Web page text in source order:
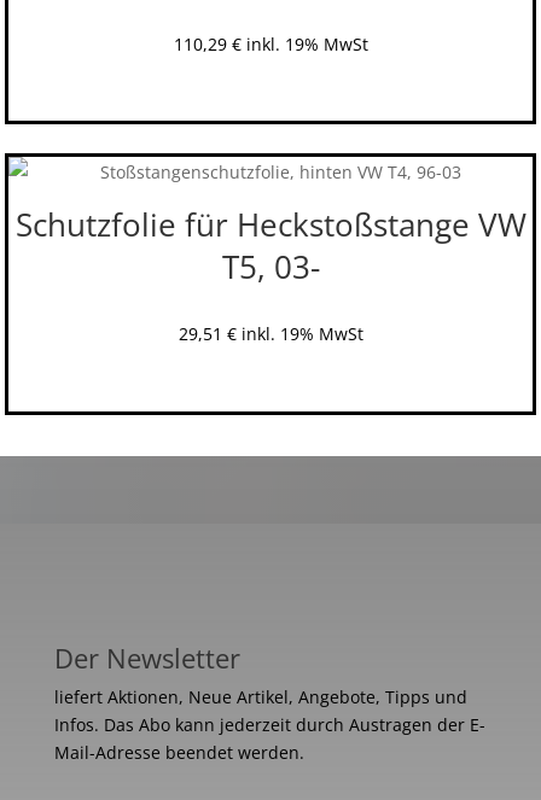
110,29 € inkl. 19% MwSt
Schutzfolie für Heckstoßstange VW
T5, 03-
29,51 € inkl. 19% MwSt
Der Newsletter
liefert Aktionen, Neue Artikel, Angebote, Tipps und
Infos. Das Abo kann jederzeit durch Austragen der E-
Mail-Adresse beendet werden.